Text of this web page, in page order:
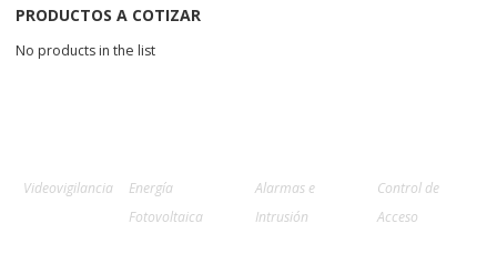
PRODUCTOS A COTIZAR
No products in the list
Videovigilancia
Energía
Fotovoltaica
Alarmas e
Intrusión
Control de
Acceso